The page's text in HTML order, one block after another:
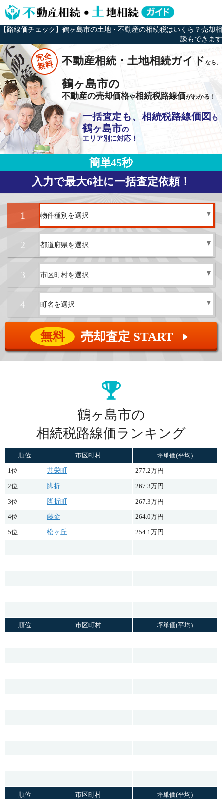
【路線価チェック】鶴ヶ島市の土地・不動産の相続税はいくら？売却相
談もできます
完全
無料 不動産相続・土地相続ガイドなら、
鶴ヶ島市の
不動産の売却価格や相続税路線価がわかる！
一括査定も、相続税路線価図 も
鶴ヶ島市の
エリア別に対応！
簡単45秒
入力で最大6社に一括査定依頼！
1
2
3
4
無料 売却査定 START ▲
鶴ヶ島市の
相続税路線価ランキング
順位 市区町村 坪単価(平均)
1位 共栄町 277.2万円
2位 脚折 267.3万円
3位 脚折町 267.3万円
4位 藤金 264.0万円
5位 松ヶ丘 254.1万円
順位 市区町村 坪単価(平均)
順位 市区町村 坪単価(平均)